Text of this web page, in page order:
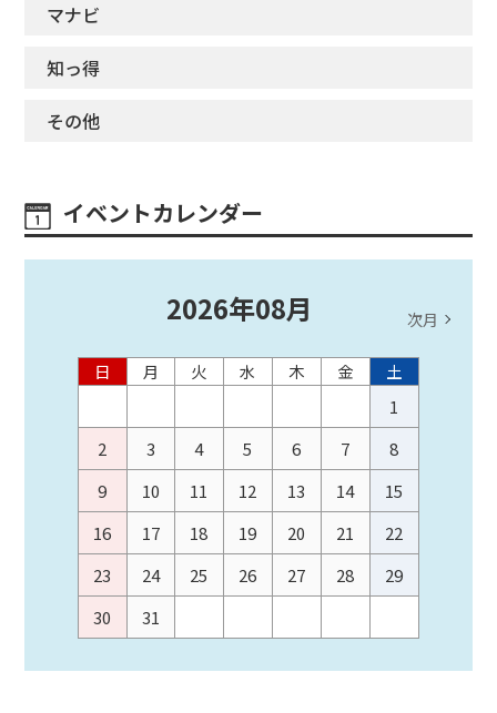
マナビ
知っ得
その他
イベントカレンダー
2026年08月 次月
日 月 火 水 木 金
土
1
2
3 4 5 6 7
8
9
10 11 12 13 14
15
16
17 18 19 20 21
22
23
24 25 26 27 28
29
30
31